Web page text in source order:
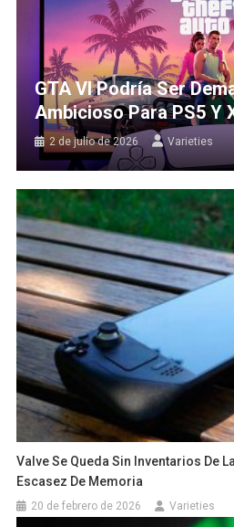
GTA VI Podría Ser
Ambicioso Para PS5 Y
2 de julio de 2026 Varieties
Valve Se Queda Sin Inventarios De
Escasez De Memoria
20 de febrero de 2026 Varieties